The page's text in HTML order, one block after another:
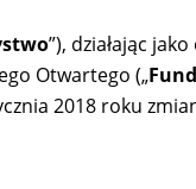
”), działając
Otwartego („
2018 roku